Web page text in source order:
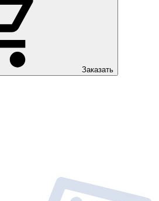
Заказать